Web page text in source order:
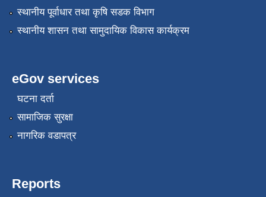
स्थानीय पूर्वाधार तथा कृषि सडक विभाग
स्थानीय शासन तथा सामुदायिक विकास कार्यक्रम
eGov services
घटना दर्ता
सामाजिक सुरक्षा
नागरिक वडापत्र
Reports